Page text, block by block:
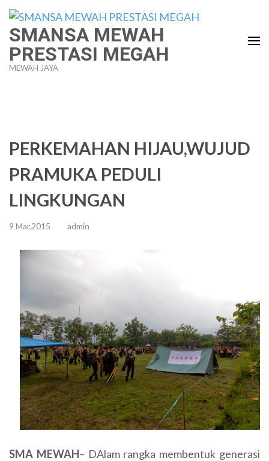
Lompat
konten
(Tekan
Enter)
SMANSA MEWAH
PRESTASI MEGAH
MEWAH JAYA
PERKEMAHAN HIJAU,WUJUD
PRAMUKA PEDULI
LINGKUNGAN
9 Mar,2015 admin
SMA MEWAH– DAlam rangka membentuk generasi